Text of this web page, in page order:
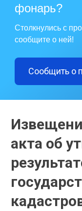
фонарь?
Столкнулись с
сообщите о ней!
Сообщить о
акта об